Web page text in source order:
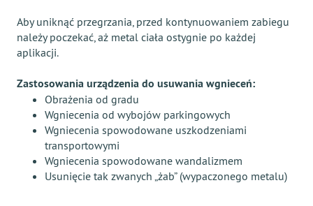
Aby uniknąć przegrzania, przed kontynuowaniem zabiegu
należy poczekać, aż metal ciała ostygnie po każdej
aplikacji.
Zastosowania urządzenia do usuwania wgnieceń:
Obrażenia od gradu
Wgniecenia od wybojów parkingowych
Wgniecenia spowodowane uszkodzeniami
transportowymi
Wgniecenia spowodowane wandalizmem
Usunięcie tak zwanych „żab” (wypaczonego metalu)